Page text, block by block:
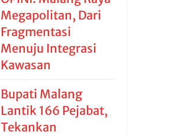
Megapolitan, Dari
Fragmentasi
Menuju Integrasi
Kawasan
Bupati Malang
Lantik 166 Pejabat,
Tekankan